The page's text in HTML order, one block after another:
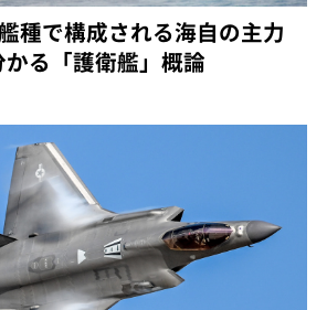
種で構成される海自の主力
る「護衛艦」概論